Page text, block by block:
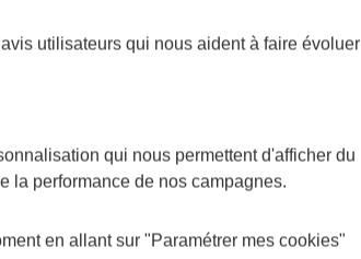
utilisateurs qui nous aident à faire évoluer
qui nous permettent d'afficher du
la performance de nos campagnes.
en allant sur "Paramétrer mes cookies"